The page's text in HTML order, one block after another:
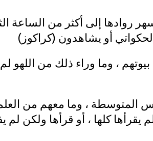
روادها إلى أكثر من الساعة
أو يشاهدون (كراكوز)
، وما وراء ذلك من اللهو
المتوسطة ، وما معهم من
يقرأها كلها ، أو قرأها ولكن لم